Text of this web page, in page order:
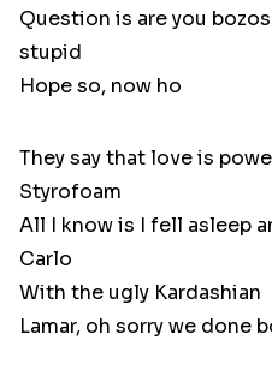
Question is are you
stupid
Hope so, now ho
They say that love is
Styrofoam
All I know is I fell asleep
Carlo
With the ugly Kardashian
Lamar, oh sorry we done